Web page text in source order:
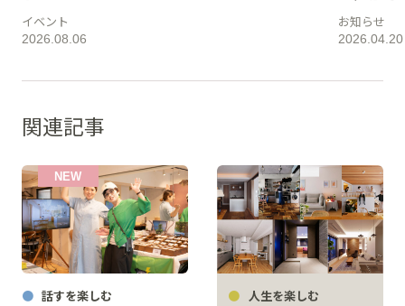
2026.08.06
イベント
2026.04.20
お知らせ
関連記事
話すを楽しむ 人生を楽しむ